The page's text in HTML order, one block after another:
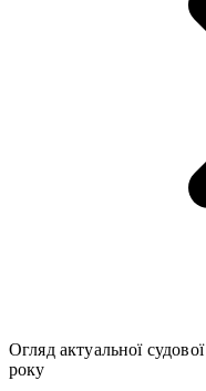
Огляд актуальної
року